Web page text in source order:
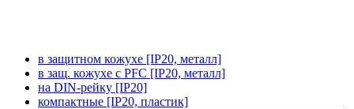
в защитном кожухе [IP20, металл]
в защ. кожухе с PFC [IP20, металл]
на DIN-рейку [IP20]
компактные [IP20, пластик]